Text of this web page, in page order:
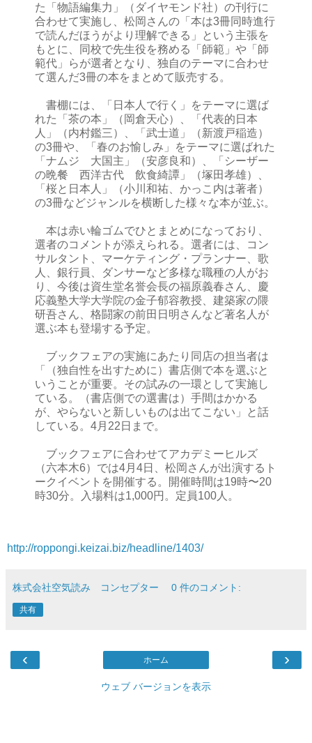
た「物語編集力」（ダイヤモンド社）の刊行に
合わせて実施し、松岡さんの「本は3冊同時進行
で読んだほうがより理解できる」という主張を
もとに、同校で先生役を務める「師範」や「師
範代」らが選者となり、独自のテーマに合わせ
て選んだ3冊の本をまとめて販売する。
書棚には、「日本人で行く」をテーマに選ば
れた「茶の本」（岡倉天心）、「代表的日本
人」（内村鑑三）、「武士道」（新渡戸稲造）
の3冊や、「春のお愉しみ」をテーマに選ばれた
「ナムジ 大国主」（安彦良和）、「シーザー
の晩餐 西洋古代 飲食綺譚」（塚田孝雄）、
「桜と日本人」（小川和祐、かっこ内は著者）
の3冊などジャンルを横断した様々な本が並ぶ。
本は赤い輪ゴムでひとまとめになっており、
選者のコメントが添えられる。選者には、コン
サルタント、マーケティング・プランナー、歌
人、銀行員、ダンサーなど多様な職種の人がお
り、今後は資生堂名誉会長の福原義春さん、慶
応義塾大学大学院の金子郁容教授、建築家の隈
研吾さん、格闘家の前田日明さんなど著名人が
選ぶ本も登場する予定。
ブックフェアの実施にあたり同店の担当者は
「（独自性を出すために）書店側で本を選ぶと
いうことが重要。その試みの一環として実施し
ている。（書店側での選書は）手間はかかる
が、やらないと新しいものは出てこない」と話
している。4月22日まで。
ブックフェアに合わせてアカデミーヒルズ
（六本木6）では4月4日、松岡さんが出演するト
ークイベントを開催する。開催時間は19時〜20
時30分。入場料は1,000円。定員100人。
http://roppongi.keizai.biz/headline/1403/
株式会社空気読み コンセプター 0 件のコメント:
共有
‹ ›
ホーム
ウェブ バージョンを表示